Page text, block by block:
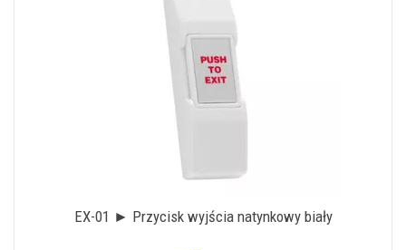
EX-01 ► Przycisk wyjścia natynkowy biały